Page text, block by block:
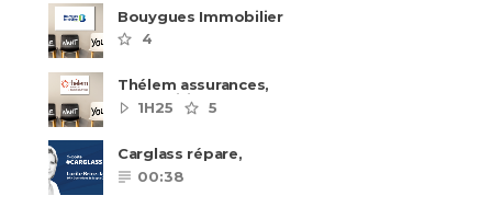
Bouygues Immobilier
recrute autour de 8
pôles métiers
4
Thélem assurances,
une politique RH
ambitieuse
1H25 5
Carglass répare,
Carglass remplace et
Carglass embauche
00:38